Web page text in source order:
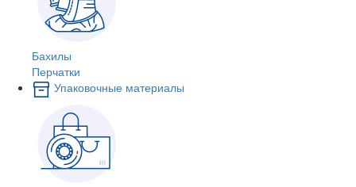
Бахилы
Перчатки
Упаковочные материалы